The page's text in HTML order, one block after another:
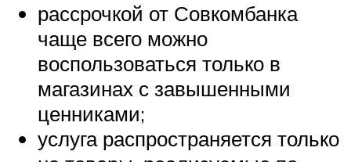
рассрочкой от Совкомбанка
чаще всего можно
воспользоваться только в
магазинах с завышенными
ценниками;
услуга распространяется только